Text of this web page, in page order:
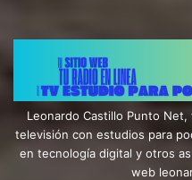
Leonardo Castillo Punto
televisión con estudios para
en tecnología digital y otros
web